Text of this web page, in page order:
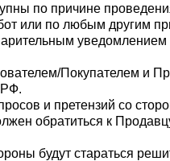
по причине
или по любым другим
Покупателем и
РФ.
и претензий со
обратиться к
будут стараться